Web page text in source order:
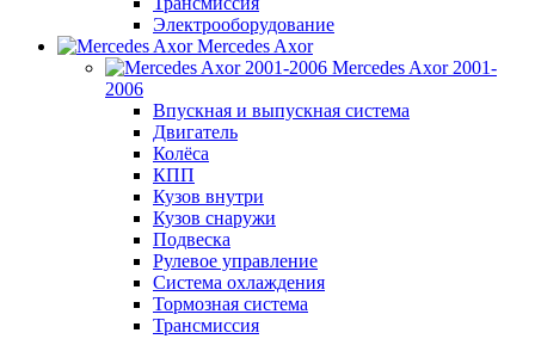
Электрооборудование
Mercedes Axor
Mercedes Axor 2001-
2006
Впускная и выпускная система
Двигатель
Колёса
КПП
Кузов внутри
Кузов снаружи
Подвеска
Рулевое управление
Система охлаждения
Тормозная система
Трансмиссия